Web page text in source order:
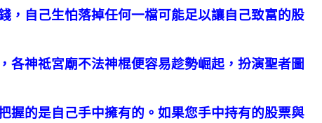
，自己生怕落掉任何一檔可能足以讓自己致富的股
各神祗宮廟不法神棍便容易趁勢崛起，扮演聖者圖
握的是自己手中擁有的。 如果您手中持有的股票與